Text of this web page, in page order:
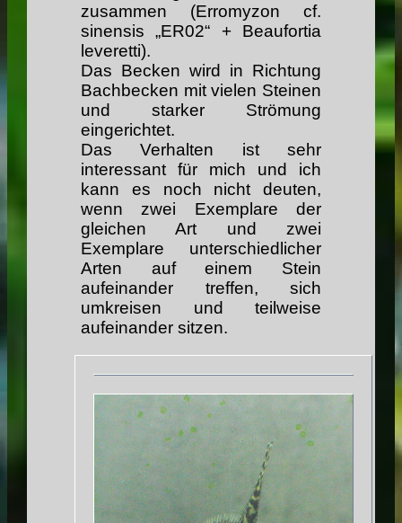
zusammen (Erromyzon cf.
sinensis „ER02“ + Beaufortia
leveretti).
Das Becken wird in Richtung
Bachbecken mit vielen Steinen
und starker Strömung
eingerichtet.
Das Verhalten ist sehr
interessant für mich und ich
kann es noch nicht deuten,
wenn zwei Exemplare der
gleichen Art und zwei
Exemplare unterschiedlicher
Arten auf einem Stein
aufeinander treffen, sich
umkreisen und teilweise
aufeinander sitzen.